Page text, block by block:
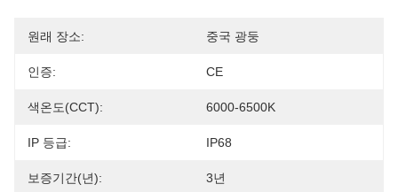
원래 장소: 중국 광둥
인증: CE
색온도(CCT): 6000-6500K
IP 등급: IP68
보증기간(년): 3년